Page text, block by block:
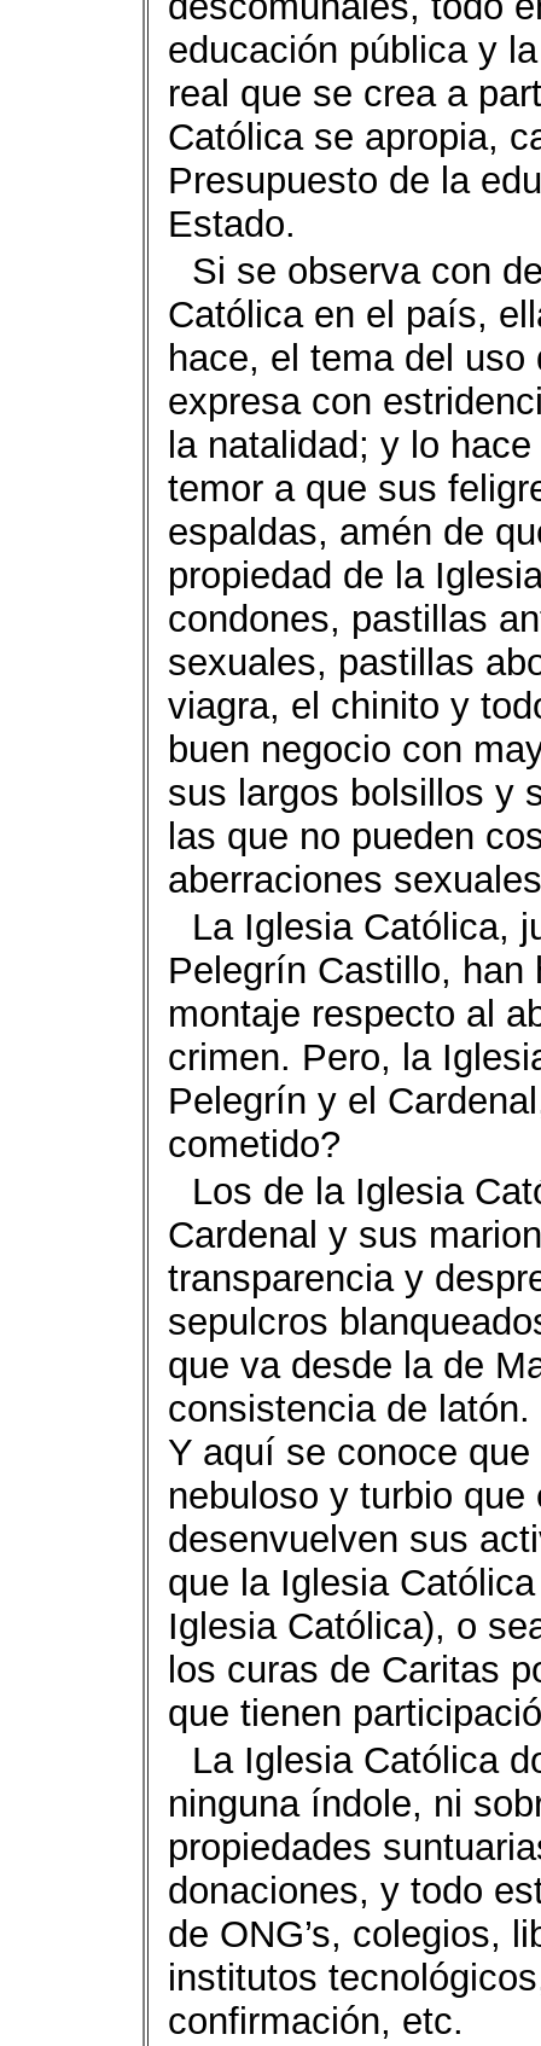
educación pública y
real que se crea a
Católica se apropia,
Presupuesto de la
Estado.
Si se observa con
Católica en el país,
hace, el tema del
expresa con
la natalidad; y lo
temor a que sus
espaldas, amén de
propiedad de la
condones, pastillas
sexuales, pastillas
viagra, el chinito y
buen negocio con
sus largos bolsillos y
las que no pueden
aberraciones
La Iglesia Católica,
Pelegrín Castillo, han
montaje respecto al
crimen. Pero, la
Pelegrín y el
cometido?
Los de la Iglesia
Cardenal y sus
transparencia y
sepulcros
que va desde la de
consistencia de latón.
Y aquí se conoce
nebuloso y turbio
desenvuelven sus
que la Iglesia
Iglesia Católica), o
los curas de Caritas
que tienen
La Iglesia Católica
ninguna índole, ni
propiedades
donaciones, y todo
de ONG’s, colegios,
institutos
confirmación, etc.